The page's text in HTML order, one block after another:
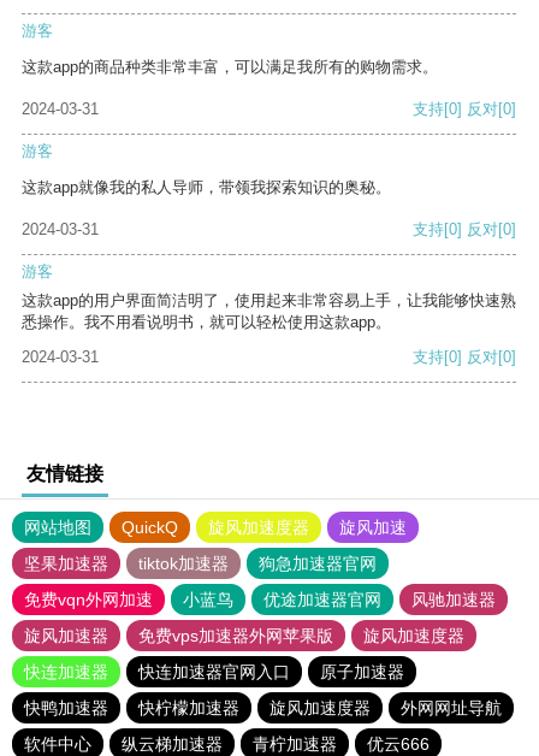
游客
这款app的商品种类非常丰富，可以满足我所有的购物需求。
2024-03-31 支持[0] 反对[0]
游客
这款app就像我的私人导师，带领我探索知识的奥秘。
2024-03-31 支持[0] 反对[0]
游客
这款app的用户界面简洁明了，使用起来非常容易上手，让我能够快速熟
悉操作。我不用看说明书，就可以轻松使用这款app。
2024-03-31
支持[0] 反对[0]
友情链接
网站地图 QuickQ 旋风加速度器
旋风加速
坚果加速器
tiktok加速器
狗急加速器官网
免费vqn外网加速
小蓝鸟 优途加速器官网
风驰加速器
旋风加速器
免费vps加速器外网苹果版
旋风加速度器
快连加速器
快连加速器官网入口
原子加速器
快鸭加速器
快柠檬加速器 旋风加速度器
外网网址导航
软件中心
纵云梯加速器 青柠加速器 优云666